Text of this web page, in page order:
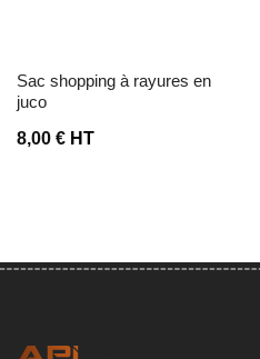
sac shopping à rayures en
juco
8,00 €HT